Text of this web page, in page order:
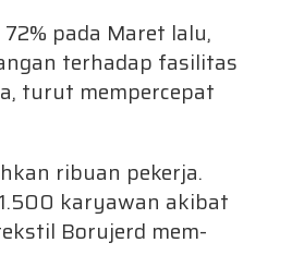
pada Maret lalu,
terhadap fasilitas
turut mempercepat
ribuan pekerja.
karyawan akibat
Borujerd mem-